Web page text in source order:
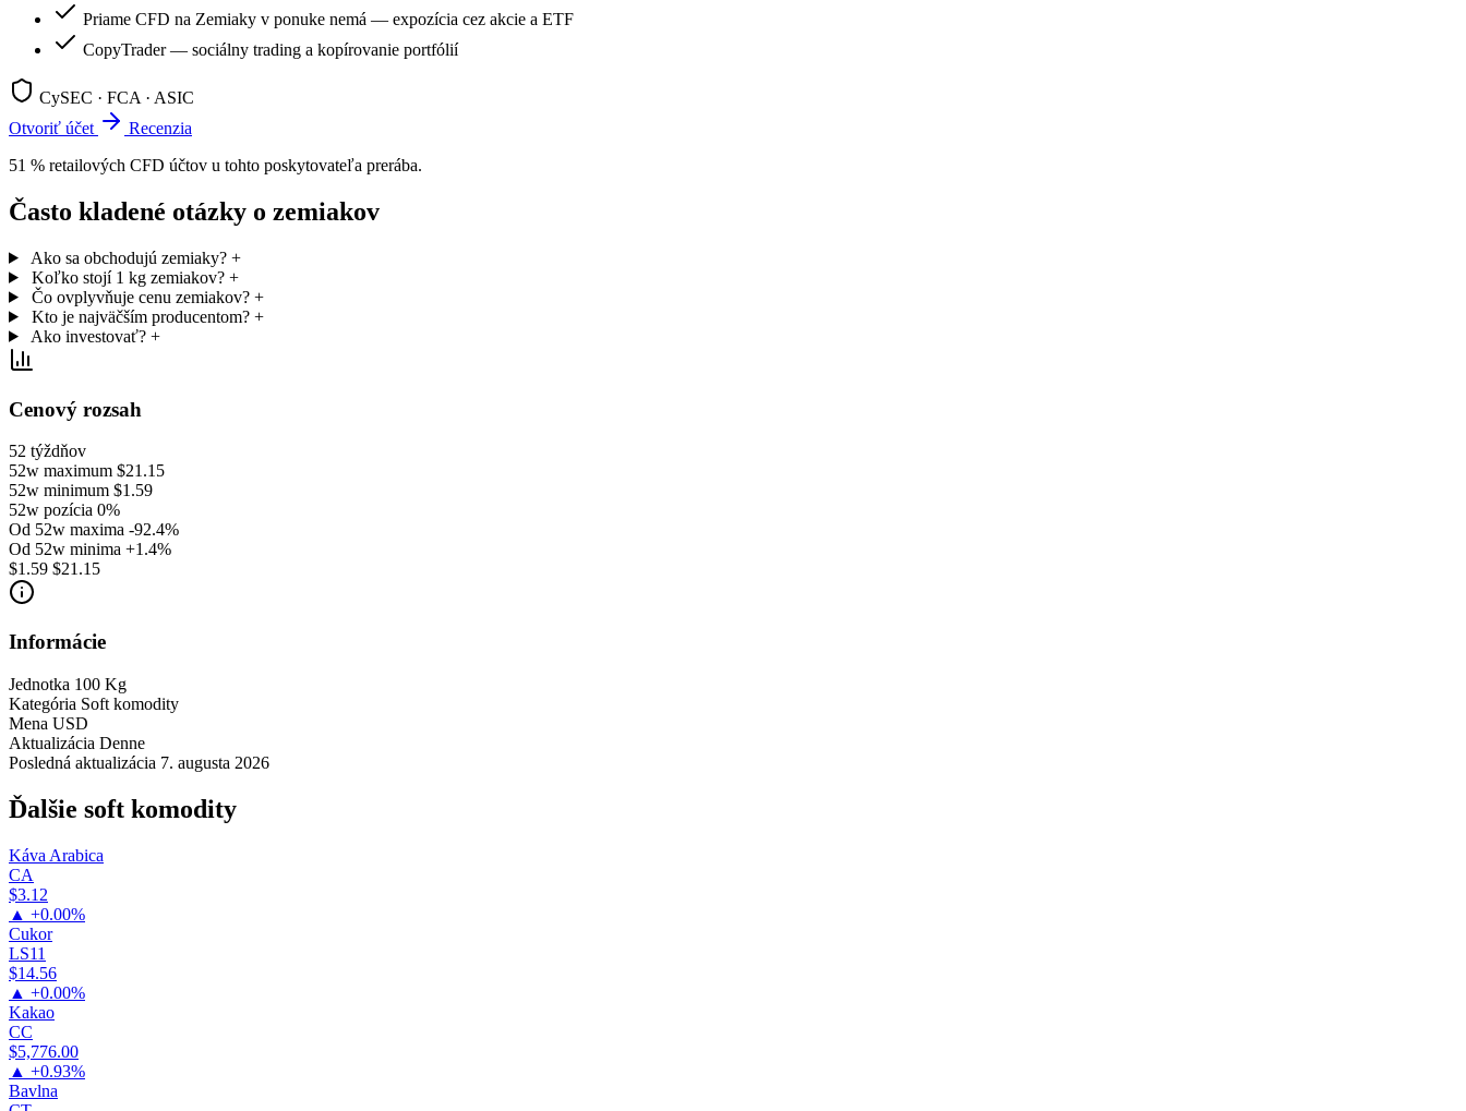
Priame CFD na Zemiaky v ponuke nemá — expozícia cez akcie a ETF
CopyTrader — sociálny trading a kopírovanie portfólií
CySEC · FCA · ASIC
Otvoriť účet
Recenzia
51 % retailových CFD účtov u tohto poskytovateľa prerába.
Často kladené otázky o zemiakov
Ako sa obchodujú zemiaky? +
Koľko stojí 1 kg zemiakov? +
Čo ovplyvňuje cenu zemiakov? +
Kto je najväčším producentom? +
Ako investovať? +
Cenový rozsah
52 týždňov
52w maximum $21.15
52w minimum $1.59
52w pozícia 0%
Od 52w maxima -92.4%
Od 52w minima +1.4%
$1.59 $21.15
Informácie
Jednotka 100 Kg
Kategória Soft komodity
Mena USD
Aktualizácia Denne
Posledná aktualizácia 7. augusta 2026
Ďalšie soft komodity
Káva Arabica
CA
$3.12
▲ +0.00%
Cukor
LS11
$14.56
▲ +0.00%
Kakao
CC
$5,776.00
▲ +0.93%
Bavlna